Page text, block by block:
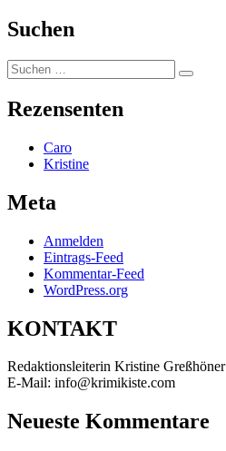
Suchen
Suchen
nach:
Suchen
Rezensenten
Caro
Kristine
Meta
Anmelden
Eintrags-Feed
Kommentar-Feed
WordPress.org
KONTAKT
Redaktionsleiterin Kristine Greßhöner
E-Mail: info@krimikiste.com
Neueste Kommentare